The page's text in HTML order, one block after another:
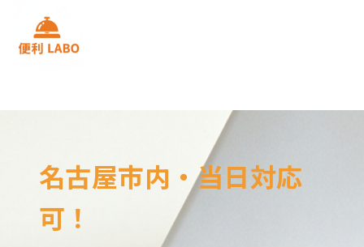
名古屋市内・当日対応
可！